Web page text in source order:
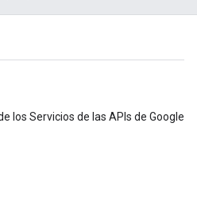
los Servicios de las APIs de Google